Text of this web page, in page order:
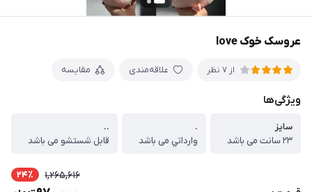
عروسک خوک love
از 7 نظر علاقه‌مندی مقایسه
ویژگی‌ها
سایز
۲۳ سانت می باشد
.
وارداتي می باشد
..
قابل شستشو می باشد
1,265,616 24٪